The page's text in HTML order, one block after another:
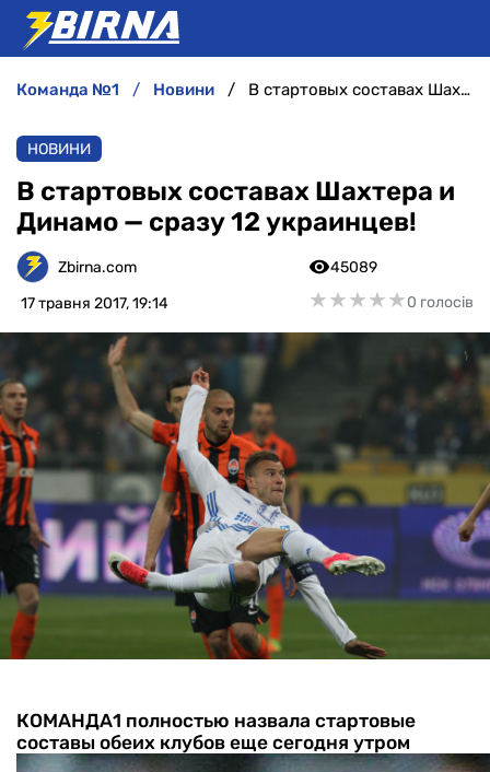
АНАЛІТИКА
ІНТЕРВ'Ю
РІЗНЕ
БУКМЕКЕРИ
команда №1 новини В стартовых составах Шахтера и Динамо — сразу 12 украинцев!
НОВИНИ
В стартовых составах Шахтера и
Динамо — сразу 12 украинцев!
Zbirna.com
17 травня 2017, 19:14
45089
★★★★★
★★★★★0 голосів
КОМАНДА1 полностью назвала стартовые
составы обеих клубов еще сегодня утром